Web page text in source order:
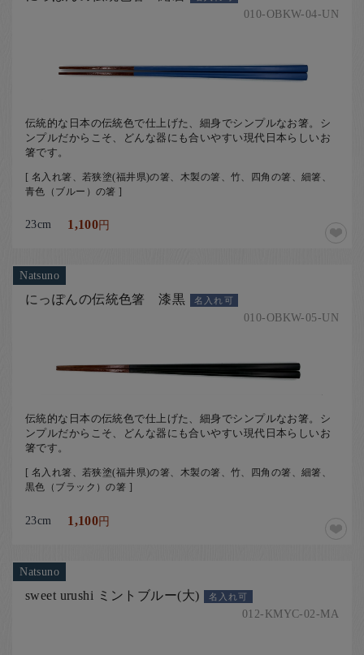
010-OBKW-04-UN
伝統的な日本の伝統色で仕上げた、細身でシンプルなお箸。シ
ンプルだからこそ、どんな器にも合いやすい現代日本らしいお
箸です。
[ 名入れ箸、若狭塗(福井県)の箸、木製の箸、竹、四角の箸、細箸、
青色（ブルー）の箸 ]
23cm 1,100円
Natsuno
にっぽんの伝統色箸 漆黒 名入れ可
010-OBKW-05-UN
伝統的な日本の伝統色で仕上げた、細身でシンプルなお箸。シ
ンプルだからこそ、どんな器にも合いやすい現代日本らしいお
箸です。
[ 名入れ箸、若狭塗(福井県)の箸、木製の箸、竹、四角の箸、細箸、
黒色（ブラック）の箸 ]
23cm 1,100円
Natsuno
sweet urushi ミントブルー(大) 名入れ可
012-KMYC-02-MA